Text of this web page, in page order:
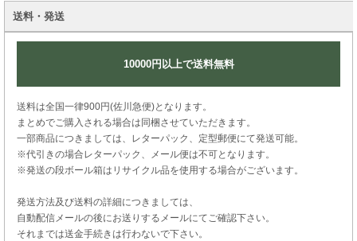
送料・発送
10000円以上で送料無料
送料は全国一律900円(佐川急便)となります。
まとめでご購入される場合は同梱させていただきます。
一部商品につきましては、レターパック、定型郵便にて発送可能。
※代引きの場合レターパック、メール便は不可となります。
※発送の段ボール箱はリサイクル品を使用する場合がございます。
発送方法及び送料の詳細につきましては、
自動配信メールの後にお送りするメールにてご確認下さい。
それまでは送金手続きは行わないで下さい。